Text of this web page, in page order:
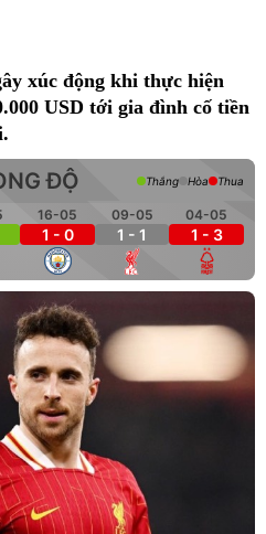
xúc động khi thực hiện
USD tới gia đình cố tiền
ĐỘ
16-05
1 - 0
09-05
1 - 1
04-05
1 - 3
Thắng Hòa Thua